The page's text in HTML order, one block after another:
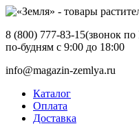
8 (800) 777-83-15(звонок
по-будням с 9:00 до 18:00
info@magazin-zemlya.ru
Каталог
Оплата
Доставка